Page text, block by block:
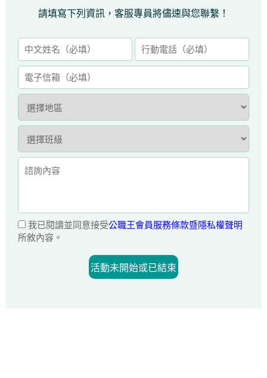
請填寫下列資訊，客服專員將儘速與您聯繫！
我已閱讀並同意接受公職王會員服務條款暨隱私權聲明
所敘內容。
活動未開始或已結束